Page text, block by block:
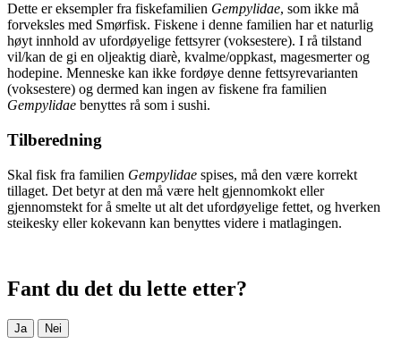
Dette er eksempler fra fiskefamilien Gempylidae, som ikke må
forveksles med Smørfisk. Fiskene i denne familien har et naturlig
høyt innhold av ufordøyelige fettsyrer (voksestere). I rå tilstand
vil/kan de gi en oljeaktig diarè, kvalme/oppkast, magesmerter og
hodepine. Menneske kan ikke fordøye denne fettsyrevarianten
(voksestere) og dermed kan ingen av fiskene fra familien
Gempylidae benyttes rå som i sushi.
Tilberedning
Skal fisk fra familien Gempylidae spises, må den være korrekt
tillaget. Det betyr at den må være helt gjennomkokt eller
gjennomstekt for å smelte ut alt det ufordøyelige fettet, og hverken
steikesky eller kokevann kan benyttes videre i matlagingen.
Fant du det du lette etter?
Ja Nei